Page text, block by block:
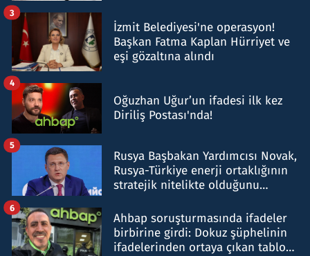
İzmit Belediyesi'ne operasyon!
Başkan Fatma Kaplan Hürriyet ve
eşi gözaltına alındı
3
Oğuzhan Uğur’un ifadesi ilk kez
Diriliş Postası'nda!
4
Rusya Başbakan Yardımcısı Novak,
Rusya-Türkiye enerji ortaklığının
stratejik nitelikte olduğunu
5
Ahbap soruşturmasında ifadeler
birbirine girdi: Dokuz şüphelinin
ifadelerinden ortaya çıkan tablo
6